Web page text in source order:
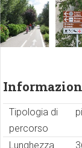
Tipologia di
percorso
Lunghezza